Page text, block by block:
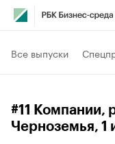
Все выпуски
#11 Компании,
Черноземья, 1